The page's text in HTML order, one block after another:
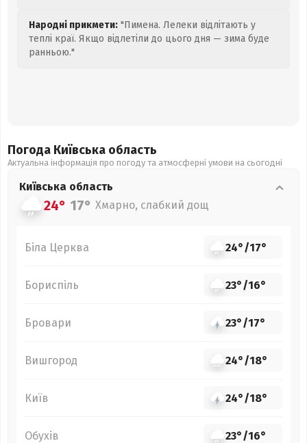
Народні прикмети: "Пимена. Лелеки відлітають у
теплі краї. Якщо відлетіли до цього дня — зима буде
ранньою."
Погода Київська область
Актуальна інформація про погоду та атмосферні умови на сьогодні
Київська область
24° 17° Хмарно, слабкий дощ
Біла Церква 24°/17°
Бориспіль 23°/16°
Бровари 23°/17°
Вишгород 24°/18°
Київ 24°/18°
Обухів 23°/16°